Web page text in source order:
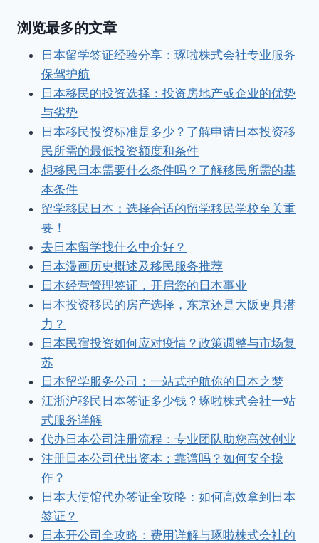
浏览最多的文章
日本留学签证经验分享：琢啦株式会社专业服务
保驾护航
日本移民的投资选择：投资房地产或企业的优势
与劣势
日本移民投资标准是多少？了解申请日本投资移
民所需的最低投资额度和条件
想移民日本需要什么条件吗？了解移民所需的基
本条件
留学移民日本：选择合适的留学移民学校至关重
要！
去日本留学找什么中介好？
日本漫画历史概述及移民服务推荐
日本经营管理签证，开启您的日本事业
日本投资移民的房产选择，东京还是大阪更具潜
力？
日本民宿投资如何应对疫情？政策调整与市场复
苏
日本留学服务公司：一站式护航你的日本之梦
江浙沪移民日本签证多少钱？琢啦株式会社一站
式服务详解
代办日本公司注册流程：专业团队助您高效创业
注册日本公司代出资本：靠谱吗？如何安全操
作？
日本大使馆代办签证全攻略：如何高效拿到日本
签证？
日本开公司全攻略：费用详解与琢啦株式会社的